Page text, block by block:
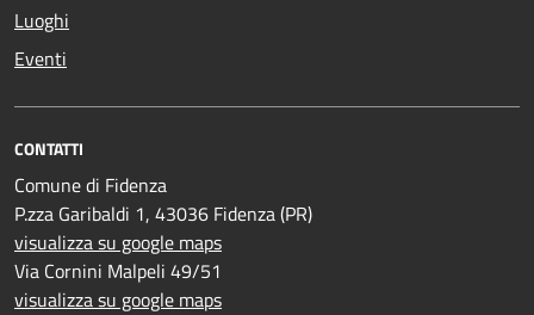
Luoghi
Eventi
CONTATTI
Comune di Fidenza
P.zza Garibaldi 1, 43036 Fidenza (PR)
visualizza su google maps
Via Cornini Malpeli 49/51
visualizza su google maps